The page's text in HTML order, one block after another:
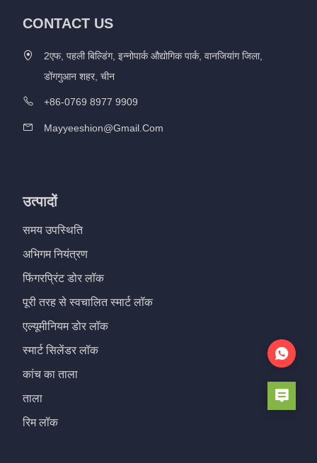
CONTACT US
2एफ, पहली बिल्डिंग, इन्नोपार्क औद्योगिक पार्क, वानजियांग जिला,
डोंगगुआन शहर, चीन
+86-0769 8977 9909
Mayyeeshion@gmail.com
उत्पादों
समय उपस्थिति
अभिगम नियंत्रण
फिंगरप्रिंट डोर लॉक
पूरी तरह से स्वचालित स्मार्ट लॉक
एल्यूमीनियम डोर लॉक
स्मार्ट सिलेंडर लॉक
कांच का ताला
ताला
रिम लॉक